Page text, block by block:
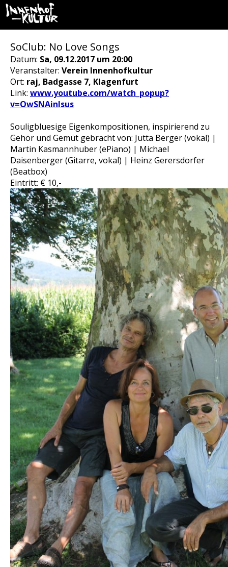
SoClub: No Love Songs
Datum: Sa, 09.12.2017 um 20:00
Veranstalter: Verein Innenhofkultur
Ort: raj, Badgasse 7, Klagenfurt
Link: www.youtube.com/watch_popup?
v=OwSNAinIsus
Souligbluesige Eigenkompositionen, inspirierend zu
Gehör und Gemüt gebracht von: Jutta Berger (vokal) |
Martin Kasmannhuber (ePiano) | Michael
Daisenberger (Gitarre, vokal) | Heinz Gerersdorfer
(Beatbox)
Eintritt: € 10,-